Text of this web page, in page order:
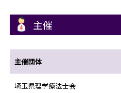
主催
主催団体
埼玉県理学療法士会